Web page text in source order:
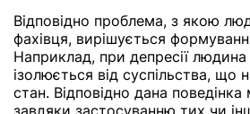
Відповідно проблема, з якою
фахівця, вирішується
Наприклад, при депресії
ізолюється від суспільства, що
стан. Відповідно дана